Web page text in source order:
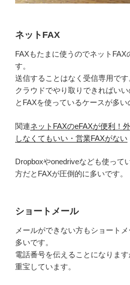
ネットFAX
FAXもたまに使うのでネットFAX
す。
送信することはなく受信専用です
クラウドでやり取りできればい
とFAXを使っているケースが多い
関連ネットFAXのeFAXが便利！
しなくてもいい・営業FAXがない
Dropboxやonedriveなども使って
方だとFAXが圧倒的に多いです。
ショートメール
メールができない方もショート
多いです。
電話番号を伝えることになりま
重宝しています。